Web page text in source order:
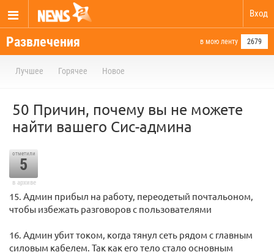
Вход
Развлечения в мою ленту 2679
Лучшее Горячее Новое
50 Причин, почему вы не можете
найти вашего Сис-админа
отметили
5
в архиве
15. Админ прибыл на работу, переодетый почтальоном,
чтобы избежать разговоров с пользователями
16. Админ убит током, когда тянул сеть рядом с главным
силовым кабелем. Так как его тело стало основным